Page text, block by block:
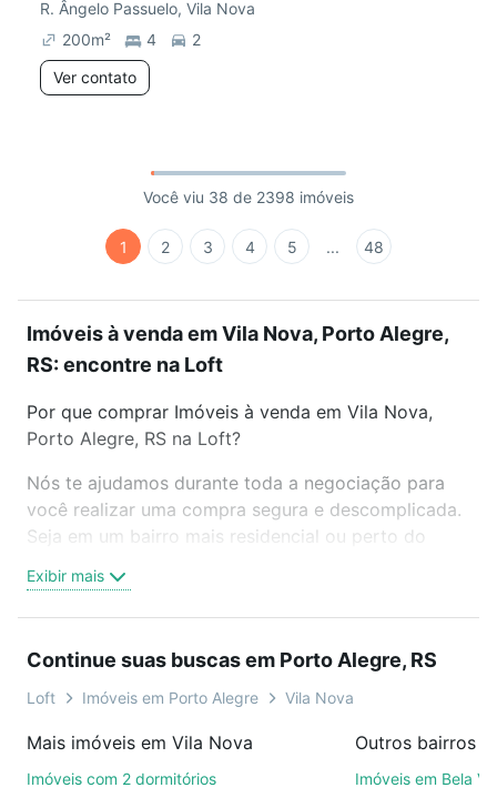
R. Ângelo Passuelo, Vila Nova
200m² 4
2
Ver contato
Você viu 38 de 2398 imóveis
1 2 3 4 5 ... 48
Imóveis à venda em Vila Nova, Porto Alegre,
RS: encontre na Loft
Por que comprar Imóveis à venda em Vila Nova,
Porto Alegre, RS na Loft?
Nós te ajudamos durante toda a negociação para
você realizar uma compra segura e descomplicada.
Seja em um bairro mais residencial ou perto do
oferta ideal de Imóveis à venda em Vila Nova, Porto
Alegre, RS para conquistar seu sonho. Agende uma
compromisso e você ainda conta com mais de 46
mil corretores e imobiliárias te ajudando na compra,
Como escolher um imóvel?
Exibir mais
Continue suas buscas em Porto Alegre, RS
Loft Imóveis em Porto Alegre Vila Nova
Mais imóveis em Vila Nova
Imóveis com 2 dormitórios
Imóveis em Bela